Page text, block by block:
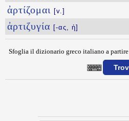
ἀρτίζομαι [v.]
ἀρτιζυγία [-ας, ἡ]
Sfoglia il dizionario greco italiano a partire